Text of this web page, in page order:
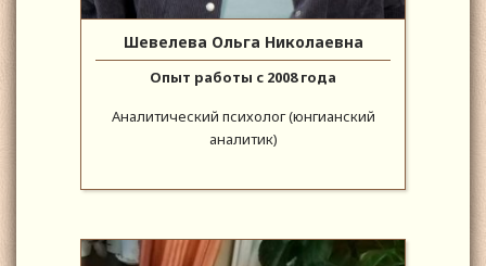
Шевелева Ольга Николаевна
Опыт работы с 2008 года
Аналитический психолог (юнгианский
аналитик)